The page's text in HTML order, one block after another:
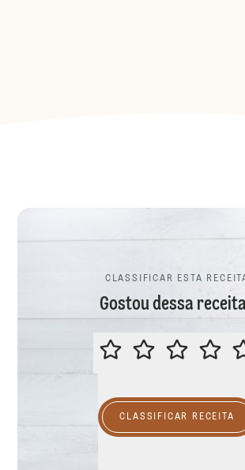
CLASSIFICAR ESTA
Gostou dessa
CLASSIFICAR RECEITA